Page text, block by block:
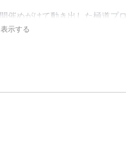
催めがけて動き出した極道プロ
巻！
示する